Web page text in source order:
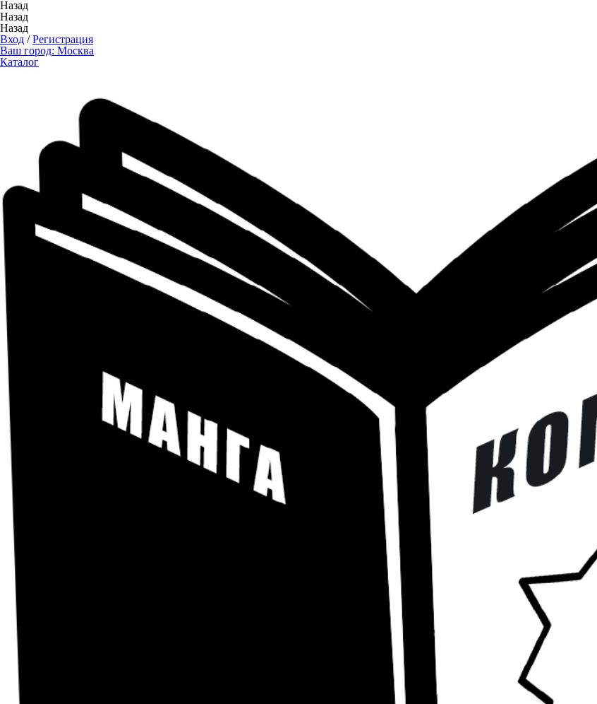
Назад
Назад
Назад
Вход /Регистрация
Ваш город: Москва
Каталог